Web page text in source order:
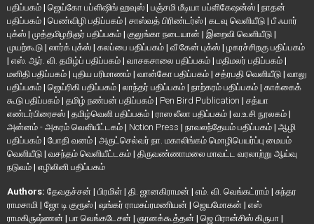
பதிப்பகம் | ஜெய்கோ பப்ளிஷிங் ஹவுஸ் | பஞ்சமி மீடியா பப்ளிகேஷன்ஸ் | நாதன்
பதிப்பகம் | பெண்விழி பதிப்பகம் | சாஸ்வத் பிரிண்டர்ஸ் | கடவு வெளியீடு | பீ ஃபார்
புக்ஸ் | முத்தமிழறிஞர் பதிப்பகம் | குலுங்கா நடையான் | இறைவி வெளியீடு |
முயற்கூடு | லார்க் புக்ஸ் | கலப்பை பதிப்பகம் | வீ கேன் புக்ஸ் | ழகரச்சிறகு பதிப்பகம்
| எஸ். ஆர். வி. தமிழ்ப் பதிப்பகம் | வாசகசாலை பதிப்பகம் | மதிமலர் பதிப்பகம் |
மனிதி பதிப்பகம் | புதிய பரிமாணம் | வான்கோ பதிப்பகம் | சத்ரபதி வெளியீடு | வாலு
பதிப்பகம் | ஜெய்ரிகி பதிப்பகம் | லாந்தர் பதிப்பகம் | நாற்கரம் பதிப்பகம் | காக்கைக்
கூடு பதிப்பகம் | தமிழ் நண்பன் பதிப்பகம் | Pen Bird Publication | சத்யா
எண்டர்பிரைசஸ் | தமிழ்வெளி பதிப்பகம் | ராஸ லீலா பதிப்பகம் | வ.உ.சி நூலகம் |
அன்னம் - அகரம் வெளியீட்டகம் | Notion Press | நாவலந்தேயம் பதிப்பகம் | ஆழி
பதிப்பகம் | போதி வனம் | அருட்செல்வர் நா. மகாலிங்கம் மொழிபெயர்ப்பு மையம்
வெளியீடு | வசந்தம் வெளியீட்டகம் | திருவண்ணாமலை மாவட்ட வரலாற்று ஆய்வு
நடுவம் | எழிலினி பதிப்பகம்
Authors: தேவதச்சன் | பிரமிள் | தி. ஜானகிராமன் | எம். வி. வெங்கட்ராம் | சுந்தர
ராமசாமி | ஜோ டி குரூஸ் | ஷங்கர் ராமசுப்ரமணியன் | ஜெயமோகன் | எஸ்
ராமகிருஷ்ணன் | பா வெங்கடேசன் | ஞானக்கூத்தன் | ஜெ பிரான்சிஸ் கிருபா |